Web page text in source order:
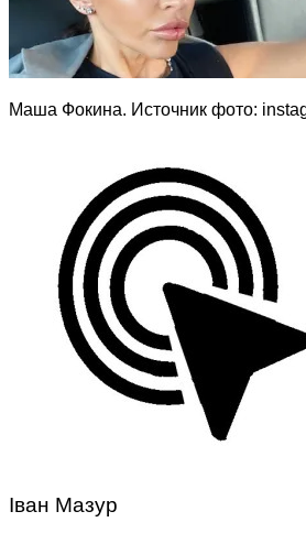
Маша Фокина. Источник фото:
Іван Мазур